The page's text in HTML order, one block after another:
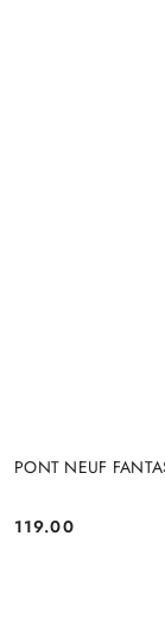
PONT NEUF
Cena:
119.00